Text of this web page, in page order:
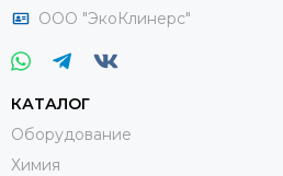
ООО "ЭкоКлинерс"
КАТАЛОГ
Оборудование
Химия